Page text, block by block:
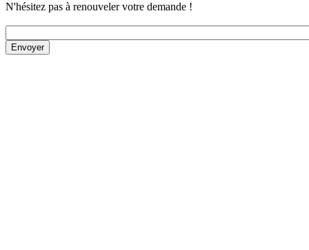
N'hésitez pas à renouveler votre demande !